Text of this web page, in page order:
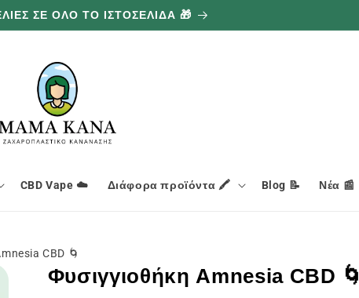
ΣΕ ΟΛΟ ΤΟ ΙΣΤΟΣΕΛΙΔΑ 🎁
CBD Vape ☁️ Διάφορα προϊόντα 🖍️ Blog 📝 Νέα 📰
CBD 🌀
Φυσιγγιοθήκη Amnesia CBD 🌀